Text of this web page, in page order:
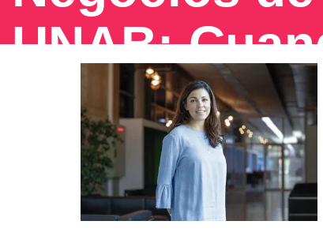
UNAB:
economía
nuevos